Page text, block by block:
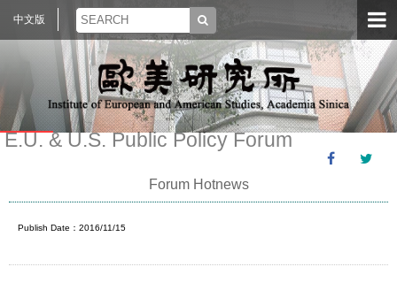
中文版
E.U. & U.S. Public Policy Forum
Forum Hotnews
Publish Date：2016/11/15